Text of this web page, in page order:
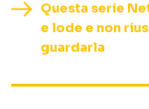
Questa serie
e lode e non
guardarla